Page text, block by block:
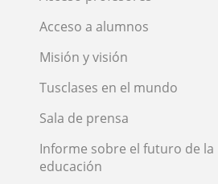
Acceso a alumnos
Misión y visión
Tusclases en el mundo
Sala de prensa
Informe sobre el futuro de la
educación